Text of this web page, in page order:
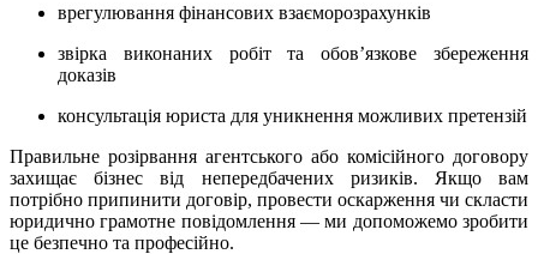
врегулювання фінансових взаєморозрахунків
звірка виконаних робіт та обов’язкове збереження
доказів
консультація юриста для уникнення можливих претензій
Правильне розірвання агентського або комісійного договору
захищає бізнес від непередбачених ризиків. Якщо вам
потрібно припинити договір, провести оскарження чи скласти
юридично грамотне повідомлення — ми допоможемо зробити
це безпечно та професійно.